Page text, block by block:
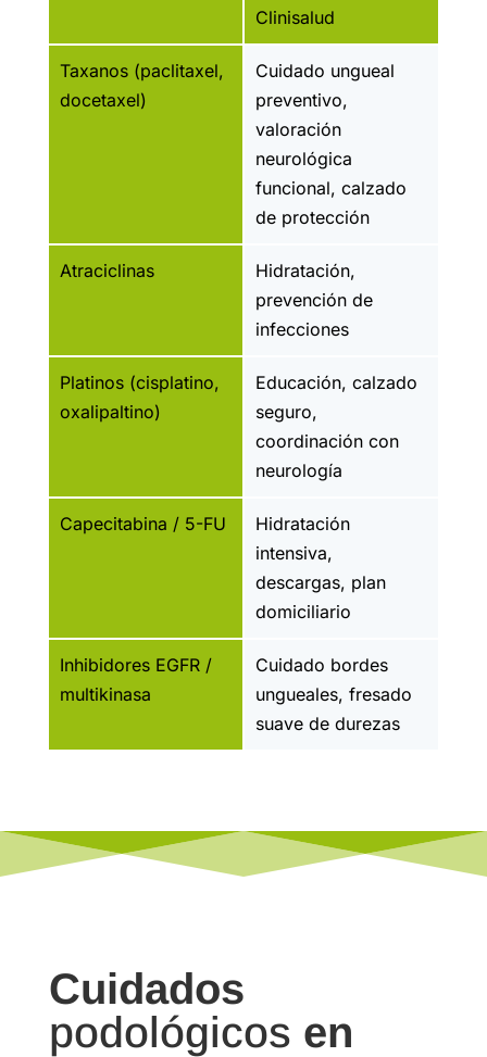
Taxanos (paclitaxel,
docetaxel)
Atraciclinas
Platinos (cisplatino,
oxalipaltino)
Capecitabina / 5-FU
Inhibidores EGFR /
multikinasa
Clinisalud
Cuidado ungueal
preventivo,
valoración
neurológica
funcional, calzado
de protección
Hidratación,
prevención de
infecciones
Educación, calzado
seguro,
coordinación con
neurología
Hidratación
intensiva,
descargas, plan
domiciliario
Cuidado bordes
ungueales, fresado
suave de durezas
Cuidados
podológicos en